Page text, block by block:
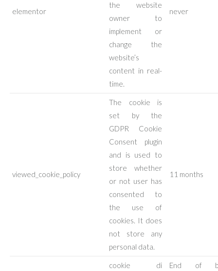
elementor
the website
owner to
implement or
change the
website’s
content in real-
time.
never
viewed_cookie_policy
The cookie is
set by the
GDPR Cookie
Consent plugin
and is used to
store whether
or not user has
consented to
the use of
cookies. It does
not store any
personal data.
11 months
cookie di
End of